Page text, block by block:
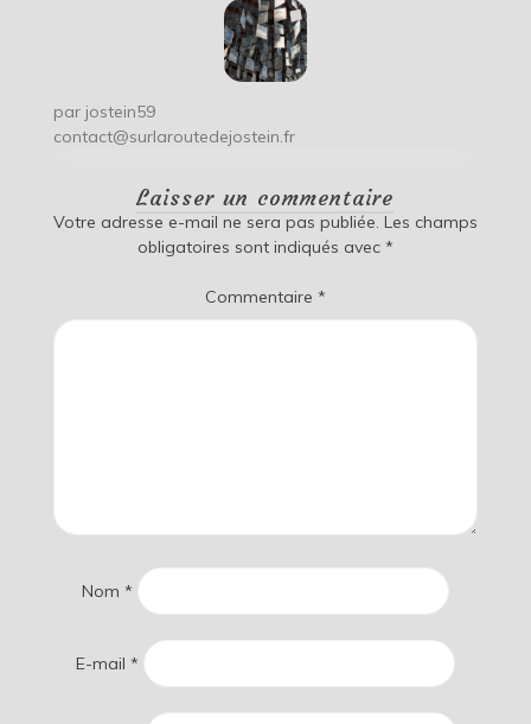
par jostein59
contact@surlaroutedejostein.fr
Laisser un commentaire
Votre adresse e-mail ne sera pas publiée. Les champs
obligatoires sont indiqués avec *
Commentaire *
Nom *
E-mail *